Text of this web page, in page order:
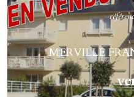
MERVILLE